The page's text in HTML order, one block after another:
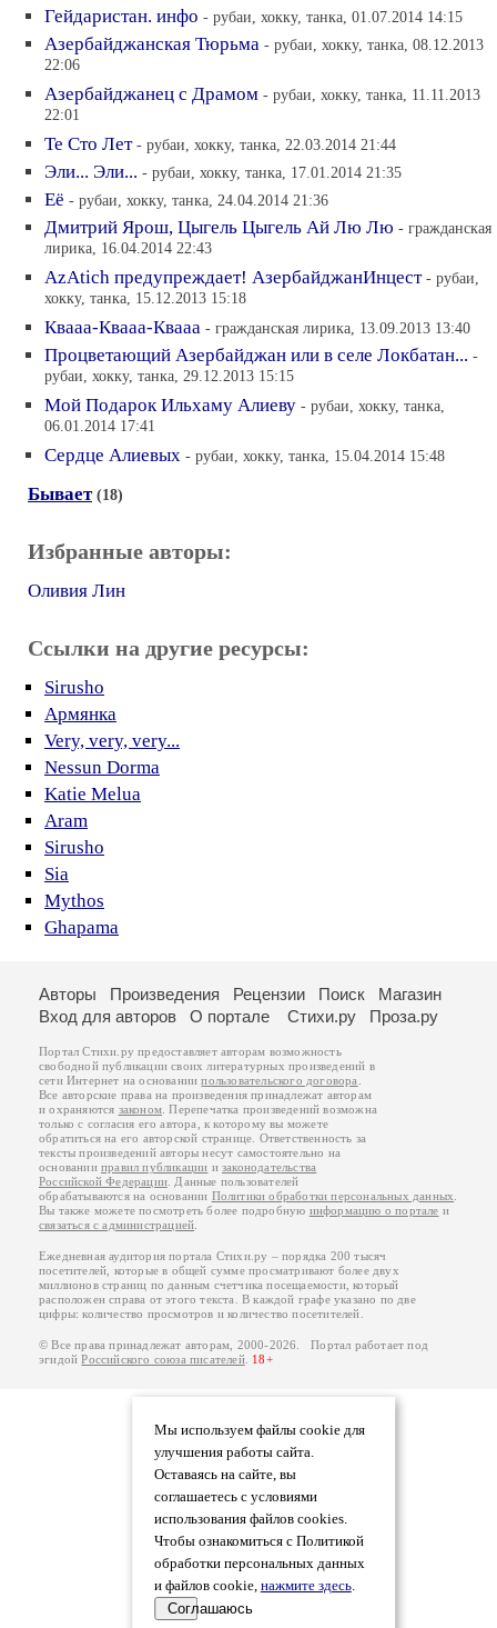
Гейдаристан. инфо - рубаи, хокку, танка, 01.07.2014 14:15
Азербайджанская Тюрьма - рубаи, хокку, танка, 08.12.2013
22:06
Азербайджанец с Драмом - рубаи, хокку, танка, 11.11.2013
22:01
Те Сто Лет - рубаи, хокку, танка, 22.03.2014 21:44
Эли... Эли... - рубаи, хокку, танка, 17.01.2014 21:35
Её - рубаи, хокку, танка, 24.04.2014 21:36
Дмитрий Ярош, Цыгель Цыгель Ай Лю Лю - гражданская
лирика, 16.04.2014 22:43
AzAtich предупреждает! АзербайджанИнцест - рубаи,
хокку, танка, 15.12.2013 15:18
Квааа-Квааа-Квааа - гражданская лирика, 13.09.2013 13:40
Процветающий Азербайджан или в селе Локбатан... -
рубаи, хокку, танка, 29.12.2013 15:15
Мой Подарок Ильхаму Алиеву - рубаи, хокку, танка,
06.01.2014 17:41
Сердце Алиевых - рубаи, хокку, танка, 15.04.2014 15:48
Бывает (18)
Избранные авторы:
Оливия Лин
Ссылки на другие ресурсы:
Sirusho
Армянка
Very, very, very...
Nessun Dorma
Katie Melua
Aram
Sirusho
Sia
Mythos
Ghapama
Мы используем файлы cookie для
улучшения работы сайта.
Оставаясь на сайте, вы
соглашаетесь с условиями
использования файлов cookies.
Чтобы ознакомиться с Политикой
обработки персональных данных
и файлов cookie, нажмите здесь.
Соглашаюсь
Авторы Произведения Рецензии Поиск
Магазин
Вход для авторов
О портале Стихи.ру Проза.ру
Портал Стихи.ру предоставляет авторам возможность
свободной публикации своих литературных произведений в
сети Интернет на основаниипользовательского договора
Все авторские права на произведения принадлежат авторам
и охраняются законом . Перепечатка произведений возможна
только с согласия его автора, к которому вы можете
обратиться на его авторской странице. Ответственность за
тексты произведений авторы несут самостоятельно на
основанииправил публикации изаконодательства
Российской Федерации . Данные пользователей
обрабатываются на основании Политики обработки персональных данных
Вы также можете посмотреть более подробную информацию о портале и
связаться с администрацией
Ежедневная аудитория портала Стихи.ру – порядка 200 тысяч
посетителей, которые в общей сумме просматривают более двух
миллионов страниц по данным счетчика посещаемости, который
расположен справа от этого текста. В каждой графе указано по две
цифры: количество просмотров и количество посетителей.
© Все права принадлежат авторам, 2000-2026. Портал работает под
эгидойРоссийского союза писателей. 18+